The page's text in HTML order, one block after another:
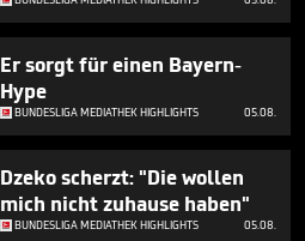
Er sorgt für einen Bayern-
Hype
BUNDESLIGA MEDIATHEK HIGHLIGHTS 05.08.
Dzeko scherzt: "Die wollen
mich nicht zuhause haben"
BUNDESLIGA MEDIATHEK HIGHLIGHTS 05.08.